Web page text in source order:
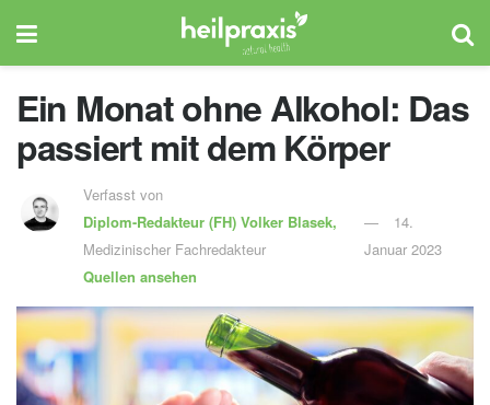
Ein Monat ohne Alkohol: Das
passiert mit dem Körper
Verfasst von
Diplom-Redakteur (FH)Volker Blasek,
Medizinischer Fachredakteur
Quellen ansehen
14.
Januar 2023